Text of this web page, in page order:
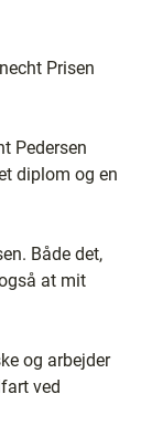
Prisen
Pedersen
diplom og en
Både det,
at mit
og arbejder
ved